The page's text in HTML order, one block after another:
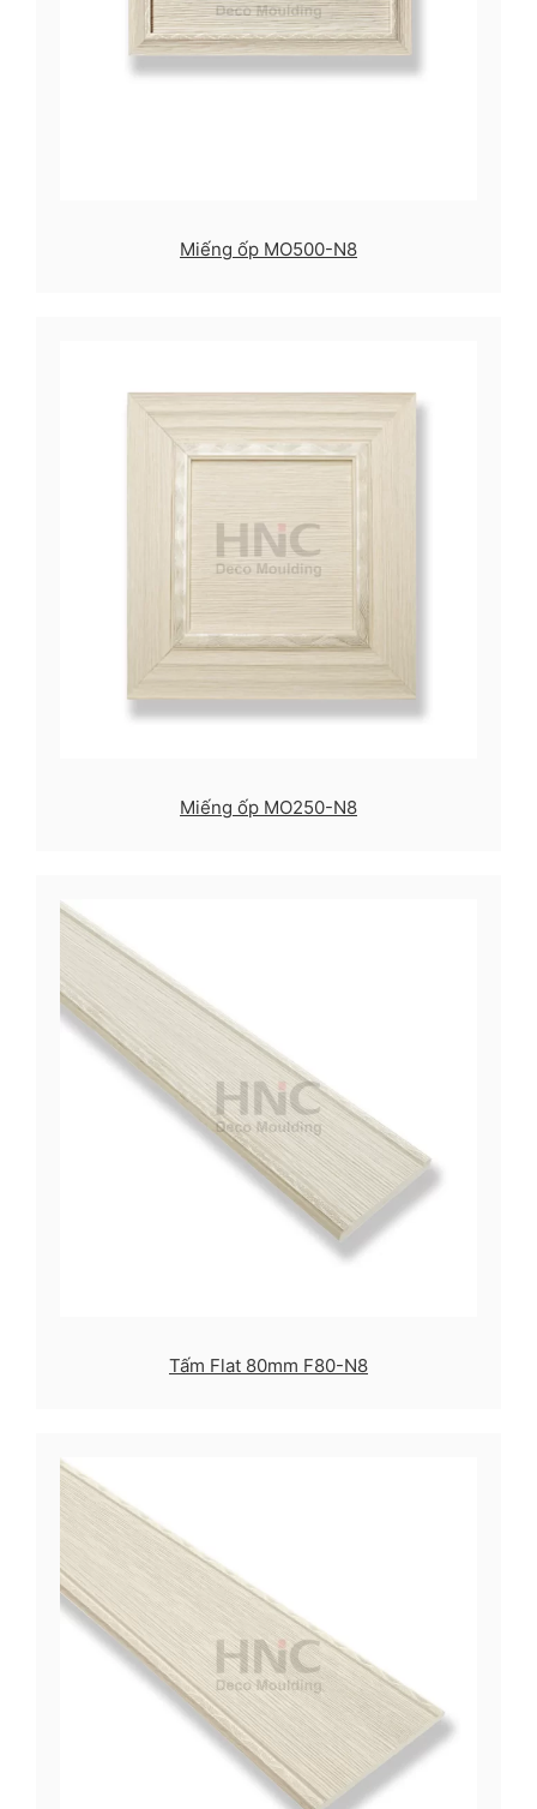
Miếng ốp MO500-N8
Miếng ốp MO250-N8
Tấm Flat 80mm F80-N8